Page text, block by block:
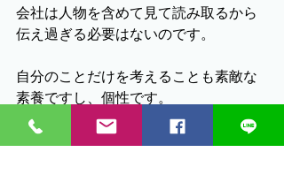
会社は人物を含めて見て読み取るから
伝え過ぎる必要はないのです。
自分のことだけを考えることも素敵な
素養ですし、個性です。
使うときにその力を使って、支援スタ